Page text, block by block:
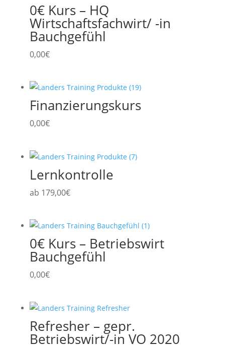
0€ Kurs – HQ
Wirtschaftsfachwirt/ -in
Bauchgefühl
0,00€
Finanzierungskurs
0,00€
Lernkontrolle
ab 179,00€
0€ Kurs – Betriebswirt
Bauchgefühl
0,00€
Refresher – gepr.
Betriebswirt/-in VO 2020